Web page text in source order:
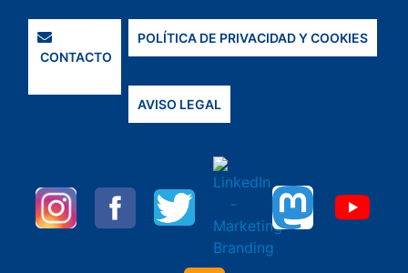
CONTACTO
POLÍTICA DE PRIVACIDAD Y COOKIES
AVISO LEGAL